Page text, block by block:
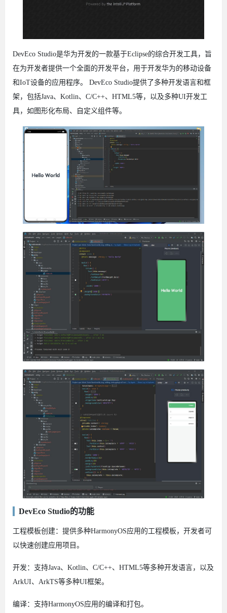
DevEco Studio是华为开发的一款基于Eclipse的综合开发工具，旨
在为开发者提供一个全面的开发平台，用于开发华为的移动设备
和IoT设备的应用程序。 DevEco Studio提供了多种开发语言和框
架，包括Java、Kotlin、C/C++、HTML5等，以及多种UI开发工
具，如图形化布局、自定义组件等。
DevEco Studio的功能
工程模板创建：提供多种HarmonyOS应用的工程模板，开发者可
以快速创建应用项目。
开发：支持Java、Kotlin、C/C++、HTML5等多种开发语言，以及
ArkUI、ArkTS等多种UI框架。
编译：支持HarmonyOS应用的编译和打包。